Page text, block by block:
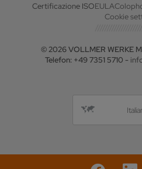
Certificazione ISOEULA
Cookie
© 2026 VOLLMER WERKE
Telefon: +49 7351 5710 -